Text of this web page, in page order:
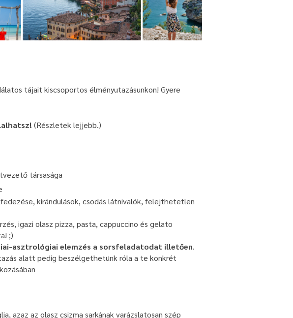
tájait kiscsoportos élményutazásunkon! Gyere
(Részletek lejjebb.)
társasága
kirándulások, csodás látnivalók, felejthetetlen
igazi olasz pizza, pasta, cappuccino és gelato
;)
asztrológiai elemzés a sorsfeladatodat illetően.
alatt pedig beszélgethetünk róla a te konkrét
azaz az olasz csizma sarkának varázslatosan szép